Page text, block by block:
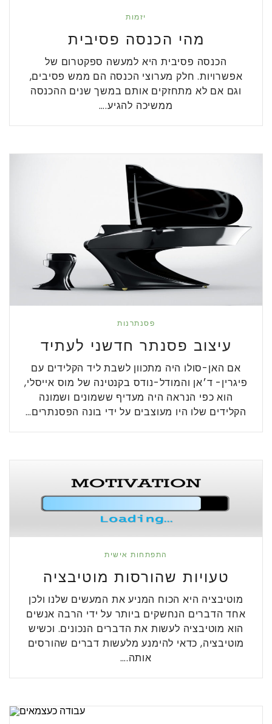
יזמות
מהי הכנסה פסיבית
הכנסה פסיבית היא למעשה ספקטרום של
אפשרויות. חלק מערוצי הכנסה הם ממש פסיבים,
וגם אם לא מתחזקים אותם במשך שנים ההכנסה
ממשיכה להגיע.…
פסנתרנות
עיצוב פסנתר חדשני לעתיד
אם האן-סולו היה מתכוון לשבת ליד הקלידים עם
פיגרין- ד׳אן והמודל-נודס בקנטינה של מוס אייסלי,
הוא כפי הנראה היה מעדיף ששמונים ושמונה
הקלידים שלו היו מעוצבים על ידי בונה הפסנתרים…
התפתחות אישית
טעויות שהורסות מוטיבציה
מוטיבציה היא הכוח המניע את המעשים שלנו ולכן
אחד הדברים הנחשקים ביותר על ידי הרבה אנשים
הוא מוטיבציה לעשות את הדברים הנכונים. וכשיש
מוטיבציה, כדאי להימנע מלעשות דברים שהורסים
אותה.…